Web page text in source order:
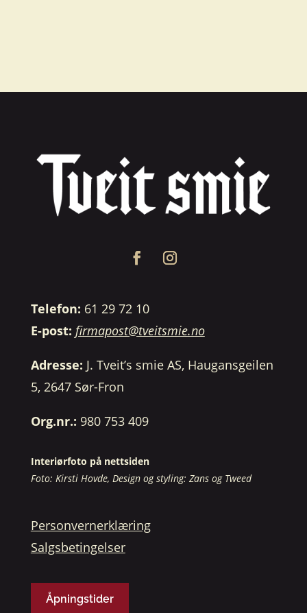
Telefon: 61 29 72 10
E-post: firmapost@tveitsmie.no
Adresse: J. Tveit’s smie AS, Haugansgeilen
5, 2647 Sør-Fron
Org.nr.: 980 753 409
Interiørfoto på nettsiden
Foto: Kirsti Hovde, Design og styling: Zans og Tweed
Personvernerklæring
Salgsbetingelser
Åpningstider